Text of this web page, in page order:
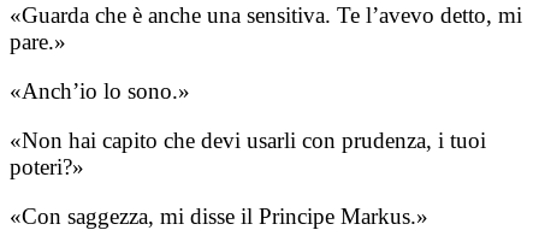
«Guarda che è anche una sensitiva. Te l’avevo detto, mi
pare.»
«Anch’io lo sono.»
«Non hai capito che devi usarli con prudenza, i tuoi
poteri?»
«Con saggezza, mi disse il Principe Markus.»